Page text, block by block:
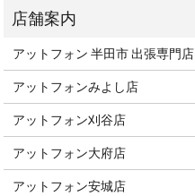
アットフォン 半田市 出張専門店
アットフォンみよし店
アットフォン刈谷店
アットフォン大府店
アットフォン安城店